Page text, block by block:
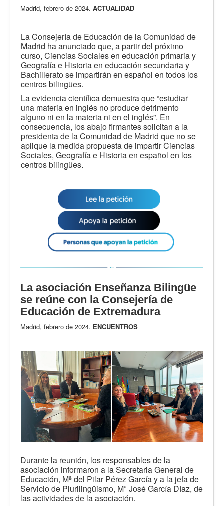
Madrid, febrero de 2024. ACTUALIDAD
La Consejería de Educación de la Comunidad de
Madrid ha anunciado que, a partir del próximo
curso, Ciencias Sociales en educación primaria y
Geografía e Historia en educación secundaria y
Bachillerato se impartirán en español en todos los
centros bilingües.
La evidencia científica demuestra que “estudiar
una materia en inglés no produce detrimento
alguno ni en la materia ni en el inglés”. En
consecuencia, los abajo firmantes solicitan a la
presidenta de la Comunidad de Madrid que no se
aplique la medida propuesta de impartir Ciencias
Sociales, Geografía e Historia en español en los
centros bilingües.
La asociación Enseñanza Bilingüe
se reúne con la Consejería de
Educación de Extremadura
Madrid, febrero de 2024. ENCUENTROS
Durante la reunión, los responsables de la
asociación informaron a la Secretaria General de
Educación, Mª del Pilar Pérez García y a la jefa de
Servicio de Plurilingüismo, Mª José García Díaz, de
las actividades de la asociación.